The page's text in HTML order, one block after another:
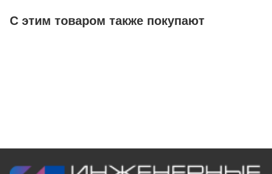
С этим товаром также покупают